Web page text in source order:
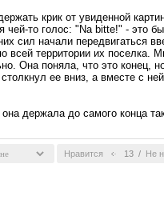
крик от увиденной
то голос: "Na bitte!" - это
сил начали передвигаться
всей территории их поселка.
Она поняла, что это конец,
ее вниз, а вместе с
держала до самого конца
Нравится 13 / Не